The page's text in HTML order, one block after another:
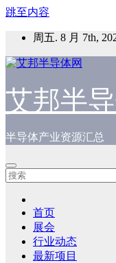
跳至内容
周五. 8 月 7th,
艾邦半
半导体产业资源汇总
首页
展会
行业动态
最新项目